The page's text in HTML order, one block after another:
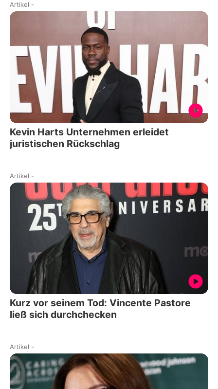
Artikel -
Kevin Harts Unternehmen erleidet
juristischen Rückschlag
Artikel -
Kurz vor seinem Tod: Vincente Pastore
ließ sich durchchecken
Artikel -